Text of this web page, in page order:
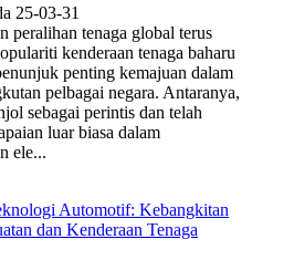
25-03-31
peralihan tenaga global terus
kenderaan tenaga baharu
penting kemajuan dalam
pelbagai negara. Antaranya,
sebagai perintis dan telah
luar biasa dalam
ele...